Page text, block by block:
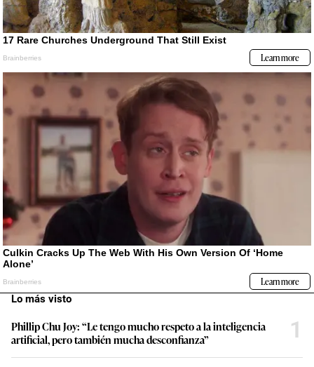
Lo más visto
Phillip Chu Joy: “Le tengo mucho respeto a la inteligencia
artificial, pero también mucha desconfianza”
1